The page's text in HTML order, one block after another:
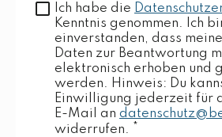
Ich habe die
Kenntnis genommen. Ich
einverstanden, dass
Daten zur Beantwortung
elektronisch erhoben und
werden. Hinweis: Du
Einwilligung jederzeit für
E-Mail an
widerrufen. *